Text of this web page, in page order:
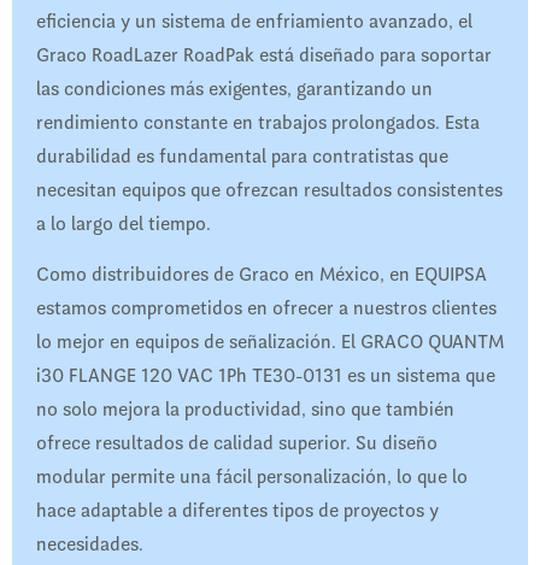
eficiencia y un sistema de enfriamiento avanzado, el
Graco RoadLazer RoadPak está diseñado para soportar
las condiciones más exigentes, garantizando un
rendimiento constante en trabajos prolongados. Esta
durabilidad es fundamental para contratistas que
necesitan equipos que ofrezcan resultados consistentes
a lo largo del tiempo.
Como distribuidores de Graco en México, en EQUIPSA
estamos comprometidos en ofrecer a nuestros clientes
lo mejor en equipos de señalización. El GRACO QUANTM
i30 FLANGE 120 VAC 1Ph TE30-0131 es un sistema que
no solo mejora la productividad, sino que también
ofrece resultados de calidad superior. Su diseño
modular permite una fácil personalización, lo que lo
hace adaptable a diferentes tipos de proyectos y
necesidades.